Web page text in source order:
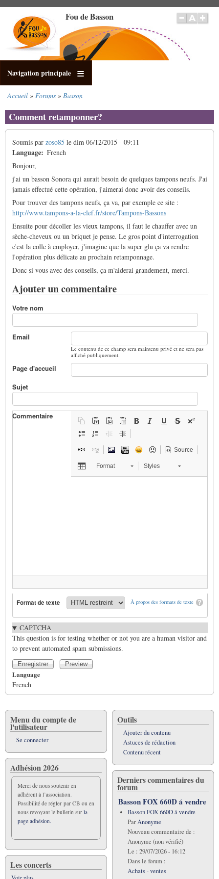
contenu
principal
Fou de Basson
Navigation principale
d'Ariane
Accueil Forums Basson
Comment retamponner?
Soumis par zoso85 le dim 06/12/2015 - 09:11
Language
French
Bonjour,
j'ai un basson Sonora qui aurait besoin de quelques tampons neufs. J'ai
jamais effectué cette opération, j'aimerai donc avoir des conseils.
Pour trouver des tampons neufs, ça va, par exemple ce site :
http://www.tampons-a-la-clef.fr/store/Tampons-Bassons
Ensuite pour décoller les vieux tampons, il faut le chauffer avec un
sèche-cheveux ou un briquet je pense. Le gros point d'interrogation
c'est la colle à employer, j'imagine que la super glu ça va rendre
l'opération plus délicate au prochain retamponnage.
Donc si vous avec des conseils, ça m'aiderai grandement, merci.
Ajouter un commentaire
Votre nom
Email
Le contenu de ce champ sera maintenu privé et ne sera pas
affiché publiquement.
Page d'accueil
Sujet
Commentaire
Source
Format Styles
À propos des formats de texte
Format de texte
CAPTCHA
This question is for testing whether or not you are a human visitor and
to prevent automated spam submissions.
Language
French
Menu du compte de
l'utilisateur
Se connecter
Adhésion 2026
Merci de nous soutenir en
adhérent à l’association.
Possibilité de régler par CB ou en
nous revoyant le bulletin sur la
page adhésion.
Les concerts
Outils
Ajouter du contenu
Astuces de rédaction
Contenu récent
Derniers commentaires du
forum
Basson FOX 660D á vendre
Basson FOX 660D á vendre
ParAnonyme
Nouveau commentaire de :
Anonyme (non vérifié)
Le : 29/07/2026 - 16:12
Dans le forum :
Achats - ventes